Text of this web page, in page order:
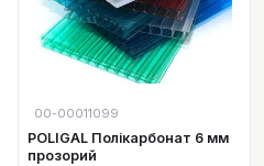
00-00011099
POLIGAL Полікарбонат 6 мм
прозорий